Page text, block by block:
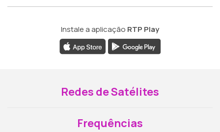
Instale a aplicação RTP Play
Redes de Satélites
Frequências